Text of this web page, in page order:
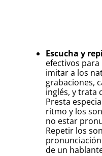
Escucha y
efectivos
imitar a los
grabaciones,
inglés, y trata
Presta
ritmo y los
no estar
Repetir los
pronunciación
de un